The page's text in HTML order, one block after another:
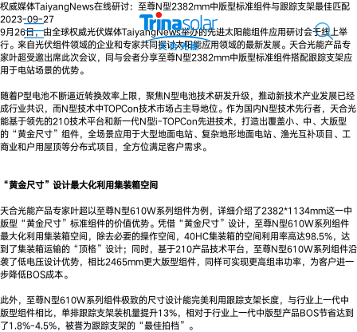
权威媒体TaiyangNews在线研讨：至尊N型2382mm中版型标准组件与跟踪支架最佳匹配
2023-09-27
9月26日，由全球权威光伏媒体TaiyangNews举办的先进太阳能组件应用研讨会于线上举
行。来自光伏组件领域的企业和专家共同探讨太阳能应用领域的最新发展。天合光能产品专
家叶超受邀出席此次会议，同与会者分享至尊N型2382mm中版型标准组件搭配跟踪支架应
用于电站场景的优势。
随着P型电池不断逼近转换效率上限，聚焦N型电池技术研发升级，推动新技术产业发展已经
成行业共识，而N型技术中TOPCon技术市场占主导地位。作为国内N型技术先行者，天合光
能基于领先的210技术平台和新一代N型i-TOPCon先进技术，打造出覆盖小、中、大版型
的“黄金尺寸”组件，全场景应用于大型地面电站、复杂地形地面电站、渔光互补项目、工
商业和户用屋顶等分布式项目，全方位满足客户需求。
“黄金尺寸”设计最大化利用集装箱空间
天合光能产品专家叶超以至尊N型610W系列组件为例，详细介绍了2382*1134mm这一中
版型“黄金尺寸”标准组件的价值优势。凭借“黄金尺寸”设计，至尊N型610W系列组件
最大化利用集装箱空间，除去必要的操作空间，40HC集装箱的空间利用率高达98.5%，达
到了集装箱运输的“顶格”设计；同时，基于210产品技术平台，至尊N型610W系列组件沿
袭了低电压设计优势，相比2465mm更大版型组件，同样可实现更高组串功率，为客户进一
步降低BOS成本。
此外，至尊N型610W系列组件极致的尺寸设计能完美利用跟踪支架长度，与行业上一代中
版型组件相比，单排跟踪支架装机量提升13%，相对于行业上一代中版型产品BOS节省达到
了1.8%-4.5%，被誉为跟踪支架的“最佳拍档”。